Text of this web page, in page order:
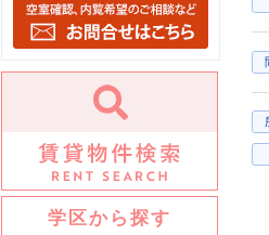
学区から探す